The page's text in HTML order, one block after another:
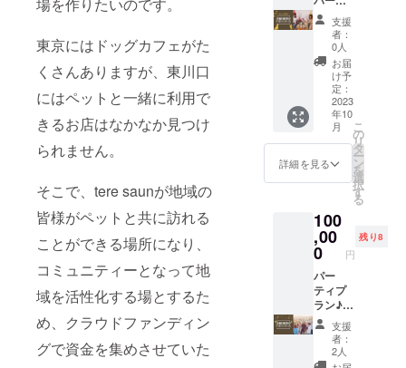
東京にはドッグカフェがた
くさんありますが、東川口
にはペットと一緒に利用で
きるお店はなかなか見つけ
られません。
そこで、tere saunが地域の
皆様がペットと共に訪れる
ことができる場所になり、
コミュニティーとなって地
域を活性化する場とするた
め、クラウドファンディン
グで資金を集めさせていた
12月末
まで
す。 掲
載期
間：
2024年
9月まで
た、sns
ストー
リーに
て応援
者アカ
ウント
をご紹
介いた
しま
す！ ※
備考欄
に掲載
名をご
記入く
ださ
い。 ※
ロゴ
マーク
につき
まして
は、ご
支援社
様から
ティプ
ラン♪
店舗1棟
貸切い
ただけ
るプラ
ンで
す！ワ
ンコと
一緒に
お楽し
みくだ
入り放
題、
オード
ブル、
飲み放
題付き
+ロース
トビー
フ2セッ
ト+tere
saunオ
支援
者：
0人
お届
け予
定：
2023
年10
月
詳細を見る
こ
の
リ
タ
ー
ン
を
選
択
す
る
100
,00
0 円
残り8
パー
ティプ
ラン♪
店舗1棟
貸切い
ただけ
るプラ
支援
者：
2人